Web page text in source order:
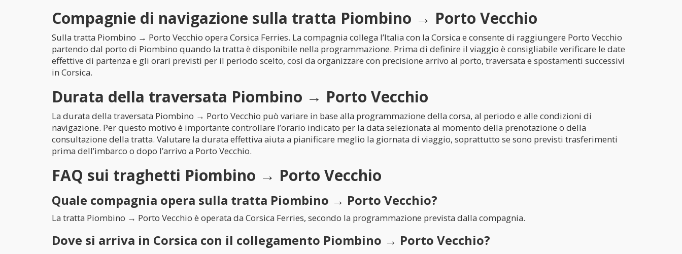
Compagnie di navigazione sulla tratta Piombino → Porto Vecchio
Sulla tratta Piombino → Porto Vecchio opera Corsica Ferries. La compagnia collega l’Italia con la Corsica e consente di raggiungere Porto Vecchio
partendo dal porto di Piombino quando la tratta è disponibile nella programmazione. Prima di definire il viaggio è consigliabile verificare le date
effettive di partenza e gli orari previsti per il periodo scelto, così da organizzare con precisione arrivo al porto, traversata e spostamenti successivi
in Corsica.
Durata della traversata Piombino → Porto Vecchio
La durata della traversata Piombino → Porto Vecchio può variare in base alla programmazione della corsa, al periodo e alle condizioni di
navigazione. Per questo motivo è importante controllare l’orario indicato per la data selezionata al momento della prenotazione o della
consultazione della tratta. Valutare la durata effettiva aiuta a pianificare meglio la giornata di viaggio, soprattutto se sono previsti trasferimenti
prima dell’imbarco o dopo l’arrivo a Porto Vecchio.
FAQ sui traghetti Piombino → Porto Vecchio
Quale compagnia opera sulla tratta Piombino → Porto Vecchio?
La tratta Piombino → Porto Vecchio è operata da Corsica Ferries, secondo la programmazione prevista dalla compagnia.
Dove si arriva in Corsica con il collegamento Piombino → Porto Vecchio?